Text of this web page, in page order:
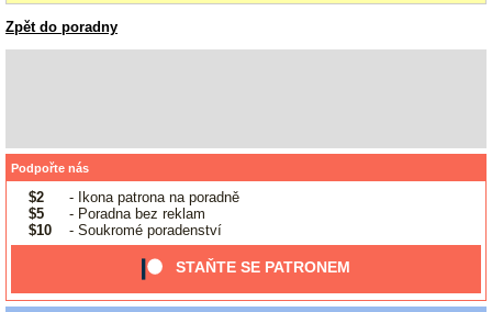
Zpět do poradny
Podpořte nás
$2
- Ikona patrona na poradně
$5
- Poradna bez reklam
$10
- Soukromé poradenství
STAŇTE SE PATRONEM